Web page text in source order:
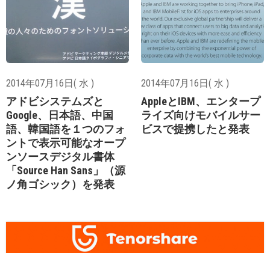
2014年07月16日( 水 )
アドビシステムズと
Google、日本語、中国
語、韓国語を１つのフォ
ントで表示可能なオープ
ンソースデジタル書体
「Source Han Sans」（源
ノ角ゴシック）を発表
2014年07月16日( 水 )
AppleとIBM、エンタープ
ライズ向けモバイルサー
ビスで提携したと発表